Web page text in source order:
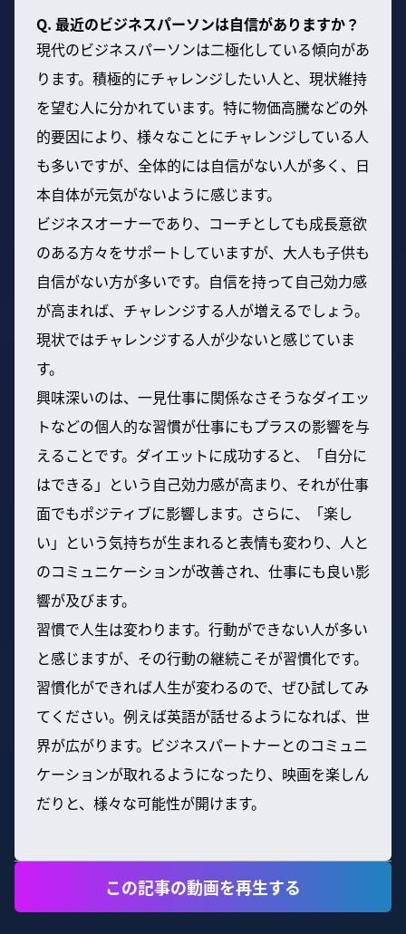
Q. 最近のビジネスパーソンは自信がありますか？
現代のビジネスパーソンは二極化している傾向があ
ります。積極的にチャレンジしたい人と、現状維持
を望む人に分かれています。特に物価高騰などの外
的要因により、様々なことにチャレンジしている人
も多いですが、全体的には自信がない人が多く、日
本自体が元気がないように感じます。
ビジネスオーナーであり、コーチとしても成長意欲
のある方々をサポートしていますが、大人も子供も
自信がない方が多いです。自信を持って自己効力感
が高まれば、チャレンジする人が増えるでしょう。
現状ではチャレンジする人が少ないと感じていま
す。
興味深いのは、一見仕事に関係なさそうなダイエッ
トなどの個人的な習慣が仕事にもプラスの影響を与
えることです。ダイエットに成功すると、「自分に
はできる」という自己効力感が高まり、それが仕事
面でもポジティブに影響します。さらに、「楽し
い」という気持ちが生まれると表情も変わり、人と
のコミュニケーションが改善され、仕事にも良い影
響が及びます。
習慣で人生は変わります。行動ができない人が多い
と感じますが、その行動の継続こそが習慣化です。
習慣化ができれば人生が変わるので、ぜひ試してみ
てください。例えば英語が話せるようになれば、世
界が広がります。ビジネスパートナーとのコミュニ
ケーションが取れるようになったり、映画を楽しん
だりと、様々な可能性が開けます。
この記事の動画を再生する